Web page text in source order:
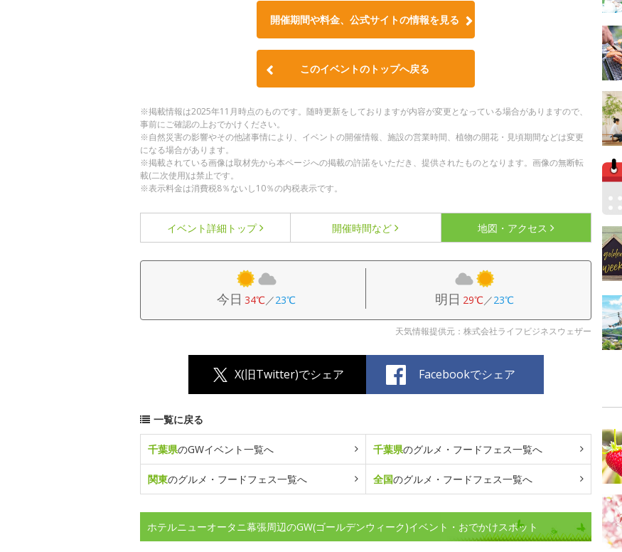
開催期間や料金、公式サイトの情報を見る
このイベントのトップへ戻る
※掲載情報は2025年11月時点のものです。随時更新をしておりますが内容が変更となっている場合がありますので、
事前にご確認の上おでかけください。
※自然災害の影響やその他諸事情により、イベントの開催情報、施設の営業時間、植物の開花・見頃期間などは変更
になる場合があります。
※掲載されている画像は取材先から本ページへの掲載の許諾をいただき、提供されたものとなります。画像の無断転
載(二次使用)は禁止です。
※表示料金は消費税8％ないし10％の内税表示です。
イベント詳細 トップ 開催時間など 地図・アクセス
今日 34℃／23℃ 明日 29℃／23℃
天気情報提供元：株式会社ライフビジネスウェザー
X(旧Twitter)でシェア Facebookでシェア
一覧に戻る
千葉県のGWイベント一覧へ 千葉県のグルメ・フードフェス一覧へ
関東のグルメ・フードフェス一覧へ 全国のグルメ・フードフェス一覧へ
ホテルニューオータニ幕張周辺のGW(ゴールデンウィーク)イベント・おでかけスポット